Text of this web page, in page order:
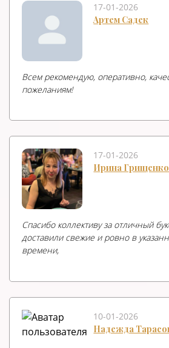
17-01-2026
Артем Садек
Всем рекомендую, оперативно,
пожеланиям!
17-01-2026
Ирина Грищенко
Спасибо коллективу за отличный
доставили свежие и ровно в
времени,
10-01-2026
Надежда